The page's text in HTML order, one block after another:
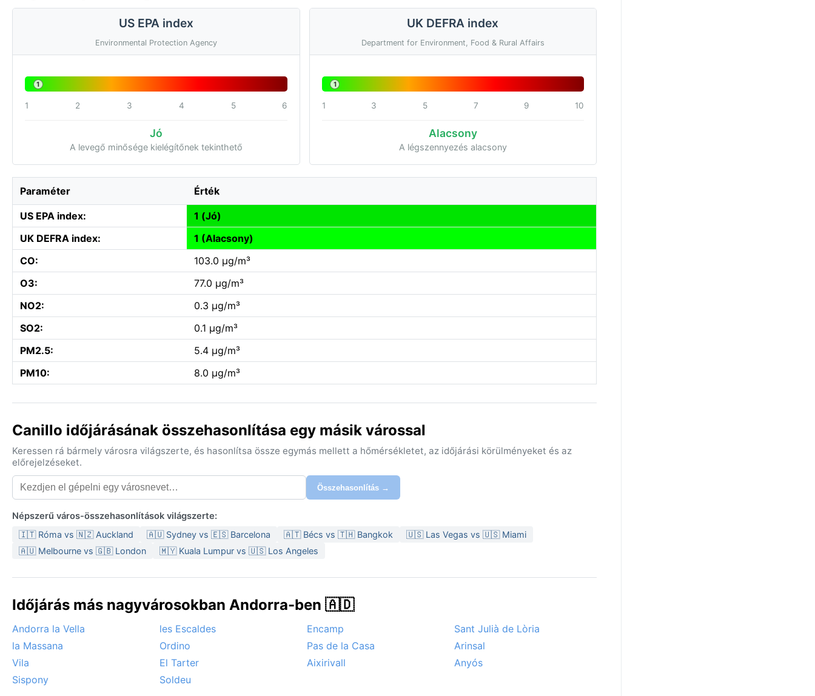
US EPA index
Environmental Protection Agency
1
1 2 3 4 5 6
Jó
A levegő minősége kielégítőnek tekinthető
UK DEFRA index
Department for Environment, Food & Rural Affairs
1
1 3 5 7 9 10
Alacsony
A légszennyezés alacsony
Paraméter Érték
US EPA index:
1 (Jó)
UK DEFRA index:
1 (Alacsony)
CO:
103.0 µg/m³
O3:
77.0 µg/m³
NO2:
0.3 µg/m³
SO2:
0.1 µg/m³
PM2.5:
5.4 µg/m³
PM10:
8.0 µg/m³
Canillo időjárásának összehasonlítása egy másik várossal
Keressen rá bármely városra világszerte, és hasonlítsa össze egymás mellett a hőmérsékletet, az időjárási körülményeket és az
előrejelzéseket.
Összehasonlítás →
Népszerű város-összehasonlítások világszerte:
🇮🇹 Róma vs 🇳🇿 Auckland 🇦🇺 Sydney vs 🇪🇸 Barcelona 🇦🇹 Bécs vs 🇹🇭 Bangkok
🇺🇸 Las Vegas vs 🇺🇸 Miami
🇦🇺 Melbourne vs 🇬🇧 London
🇲🇾 Kuala Lumpur vs 🇺🇸 Los Angeles
Időjárás más nagyvárosokban Andorra-ben 🇦🇩
Andorra la Vella les Escaldes Encamp
Sant Julià de Lòria
la Massana
Ordino Pas de la Casa
Arinsal
Vila
El Tarter Aixirivall
Anyós
Sispony
Soldeu